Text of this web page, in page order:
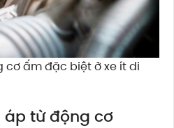
cơ ấm đặc biệt ở xe ít di
từ động cơ